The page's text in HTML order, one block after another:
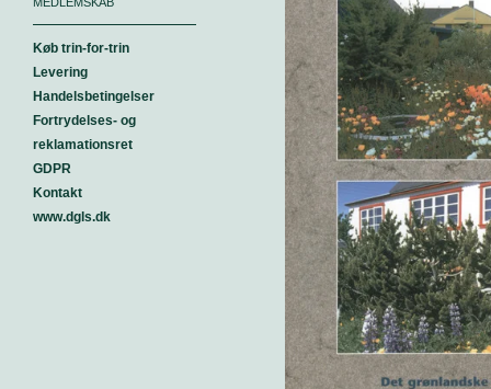
Køb trin-for-trin
Levering
Handelsbetingelser
Fortrydelses- og
reklamationsret
GDPR
Kontakt
www.dgls.dk